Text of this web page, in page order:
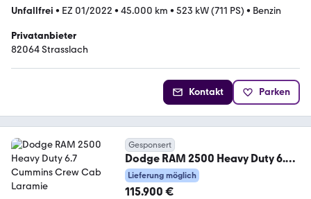
Unfallfrei • EZ 01/2022 • 45.000 km • 523 kW (711 PS) • Benzin
Privatanbieter
82064 Strasslach
Kontakt Parken
Gesponsert
Dodge RAM 2500 Heavy Duty 6.7
Cummins Crew Cab Laramie
Lieferung möglich
115.900 €